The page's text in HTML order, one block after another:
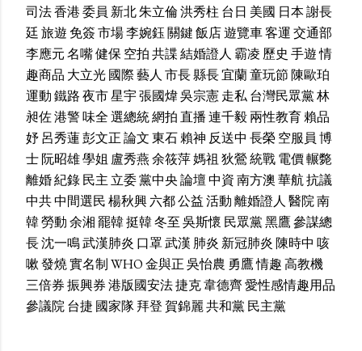
司法香港委員 新北朱立倫洪秀柱 台日 美國 日本謝長
廷旅遊 免簽市場李婉鈺關鍵飯店遊覽車客運交通部
李應元名嘴健保空拍共諜結婚證人 霸凌 歷史 手遊情
趣商品 大立光國際藝人 市長縣長宜蘭童玩節陳歐珀
運動鐵路夜市星宇張國煒吳宗憲走私台灣民眾黨林
昶佐港警味全選總統網拍直播連千毅兩性教育賴品
妤呂秀蓮彭文正論文東石賴神 反送中 長榮空服員 博
士阮昭雄學姐 盧秀燕余筱萍媽祖 狄鶯統戰電價輾斃
離婚紀錄民主 立委黨中央論壇中資南方澳華航抗議
中共中間選民楊秋興六都公益活動離婚證人 醫院南
韓勞動余湘罷韓挺韓冬至吳斯懷 民眾黨黑鷹參謀總
長沈一鳴武漢肺炎 口罩武漢 肺炎 新冠肺炎陳時中 咳
嗽發燒實名制WHO金與正吳怡農 勇鷹情趣高教機
三倍券振興券港版國安法捷克韋德齊愛性感情趣用品
參議院台捷 國家隊拜登賀錦麗共和黨民主黨